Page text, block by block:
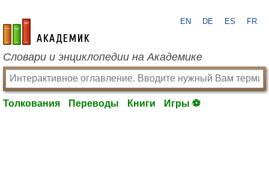
academic.ru
EN DE ES FR
Словари и энциклопедии на Академике
Толкования Переводы Книги Игры ⚽